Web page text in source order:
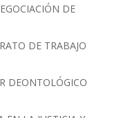
DE
DE TRABAJO
DEONTOLÓGICO